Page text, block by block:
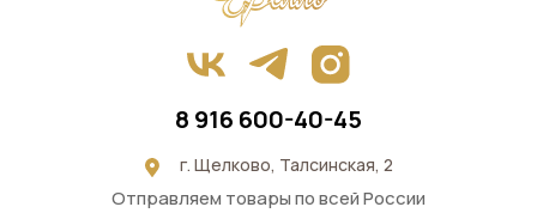
8 916 600-40-45
г. Щелково, Талсинская, 2
Отправляем товары по всей России